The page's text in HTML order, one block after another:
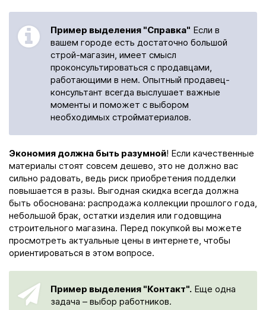
Пример выделения "Справка" Если в
вашем городе есть достаточно большой
строй-магазин, имеет смысл
проконсультироваться с продавцами,
работающими в нем. Опытный продавец-
консультант всегда выслушает важные
моменты и поможет с выбором
необходимых стройматериалов.
Экономия должна быть разумной! Если качественные
материалы стоят совсем дешево, это не должно вас
сильно радовать, ведь риск приобретения подделки
повышается в разы. Выгодная скидка всегда должна
быть обоснована: распродажа коллекции прошлого года,
небольшой брак, остатки изделия или годовщина
строительного магазина. Перед покупкой вы можете
просмотреть актуальные цены в интернете, чтобы
ориентироваться в этом вопросе.
Пример выделения "Контакт". Еще одна
задача – выбор работников.